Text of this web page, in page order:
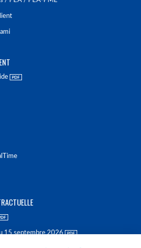
15 septembre 2026